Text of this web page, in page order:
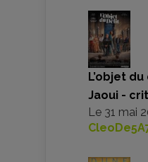
L’objet
Jaoui -
Le 31 mai